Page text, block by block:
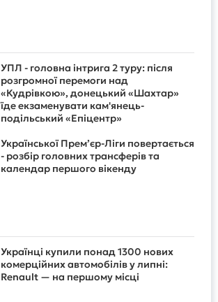
УПЛ - головна інтрига 2 туру: після
розгромної перемоги над
«Кудрівкою», донецький «Шахтар»
їде екзаменувати кам'янець-
подільський «Епіцентр»
Української Прем’єр-Ліги повертається
- розбір головних трансферів та
календар першого вікенду
Українці купили понад 1300 нових
комерційних автомобілів у липні:
Renault — на першому місці